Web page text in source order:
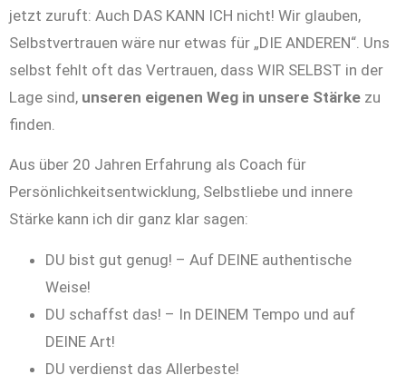
jetzt zuruft: Auch DAS KANN ICH nicht! Wir glauben,
Selbstvertrauen wäre nur etwas für „DIE ANDEREN“. Uns
selbst fehlt oft das Vertrauen, dass WIR SELBST in der
Lage sind, unseren eigenen Weg in unsere Stärke zu
finden.
Aus über 20 Jahren Erfahrung als Coach für
Persönlichkeitsentwicklung, Selbstliebe und innere
Stärke kann ich dir ganz klar sagen:
DU bist gut genug! – Auf DEINE authentische
Weise!
DU schaffst das! – In DEINEM Tempo und auf
DEINE Art!
DU verdienst das Allerbeste!